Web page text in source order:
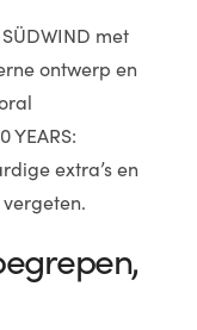
met
ontwerp en
YEARS:
extra’s en